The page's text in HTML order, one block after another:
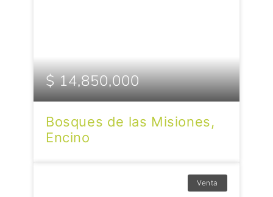
$ 14,850,000
Bosques de las Misiones,
Encino
Venta